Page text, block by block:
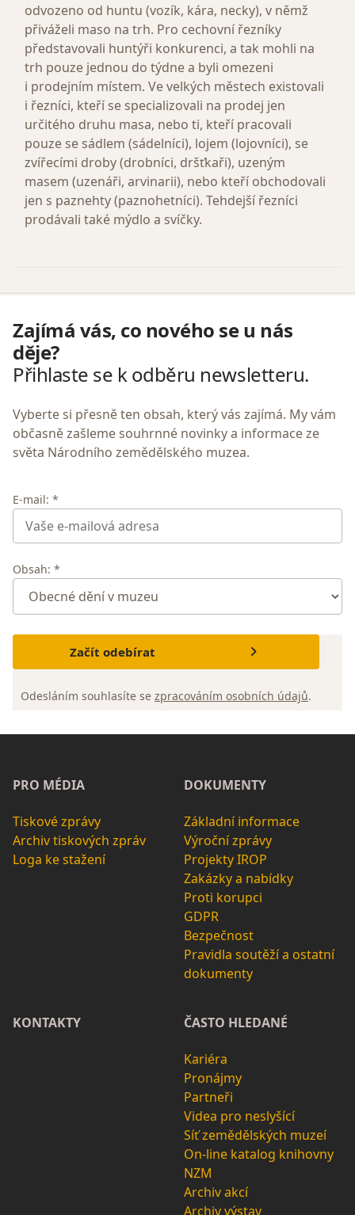
odvozeno od huntu (vozík, kára, necky), v němž
přiváželi maso na trh. Pro cechovní řezníky
představovali huntýři konkurenci, a tak mohli na
trh pouze jednou do týdne a byli omezeni
i prodejním místem. Ve velkých městech existovali
i řezníci, kteří se specializovali na prodej jen
určitého druhu masa, nebo ti, kteří pracovali
pouze se sádlem (sádelníci), lojem (lojovníci), se
zvířecími droby (drobníci, dršťkaři), uzeným
masem (uzenáři, arvinarii), nebo kteří obchodovali
jen s paznehty (paznohetníci). Tehdejší řezníci
prodávali také mýdlo a svíčky.
Zajímá vás, co nového se u nás
děje?
Přihlaste se k odběru newsletteru.
Vyberte si přesně ten obsah, který vás zajímá. My vám
občasně zašleme souhrnné novinky a informace ze
světa Národního zemědělského muzea.
E-mail: *
Obsah: *
Začít odebírat
Odesláním souhlasíte se zpracováním osobních údajů.
PRO MÉDIA
Tiskové zprávy
Archiv tiskových zpráv
Loga ke stažení
DOKUMENTY
Základní informace
Výroční zprávy
Projekty IROP
Zakázky a nabídky
Proti korupci
GDPR
Bezpečnost
Pravidla soutěží a ostatní
dokumenty
KONTAKTY ČASTO HLEDANÉ
Kariéra
Pronájmy
Partneři
Videa pro neslyšící
Síť zemědělských muzeí
On-line katalog knihovny
NZM
Archiv akcí
Archiv výstav